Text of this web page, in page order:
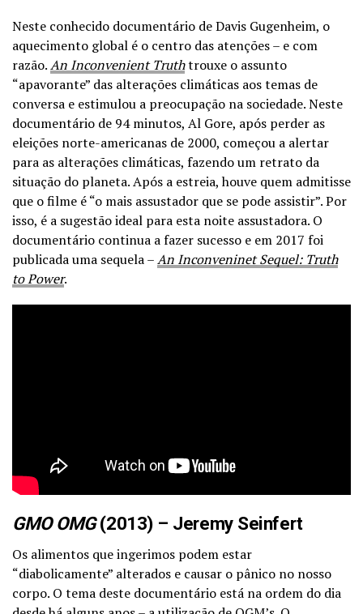
Neste conhecido documentário de Davis Gugenheim, o
aquecimento global é o centro das atenções – e com
razão.An Inconvenient Truthtrouxe o assunto
“apavorante” das alterações climáticas aos temas de
conversa e estimulou a preocupação na sociedade. Neste
documentário de 94 minutos, Al Gore, após perder as
eleições norte-americanas de 2000, começou a alertar
para as alterações climáticas, fazendo um retrato da
situação do planeta. Após a estreia, houve quem admitisse
que o filme é “o mais assustador que se pode assistir”. Por
isso, é a sugestão ideal para esta noite assustadora. O
documentário continua a fazer sucesso e em 2017 foi
publicada uma sequela –An Inconveninet Sequel: Truth
to Power.
GMO OMG(2013) – Jeremy Seinfert
Os alimentos que ingerimos podem estar
“diabolicamente” alterados e causar o pânico no nosso
corpo. O tema deste documentário está na ordem do dia